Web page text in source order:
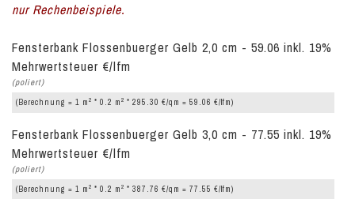
nur Rechenbeispiele.
Fensterbank Flossenbuerger Gelb 2,0 cm - 59.06 inkl. 19%
Mehrwertsteuer €/lfm
(poliert)
(Berechnung = 1 m 2 * 0.2 m 2 * 295.30 €/qm = 59.06 €/lfm)
Fensterbank Flossenbuerger Gelb 3,0 cm - 77.55 inkl. 19%
Mehrwertsteuer €/lfm
(poliert)
(Berechnung = 1 m 2 * 0.2 m 2 * 387.76 €/qm = 77.55 €/lfm)